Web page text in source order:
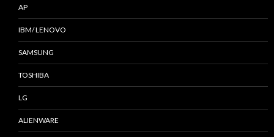
AP
IBM/ LENOVO
SAMSUNG
TOSHIBA
LG
ALIENWARE